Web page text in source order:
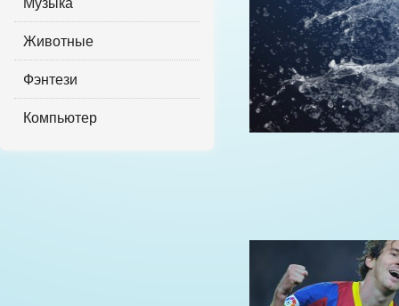
Животные
Фэнтези
Компьютер